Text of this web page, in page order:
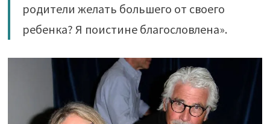
родители желать большего от своего
ребенка? Я поистине благословлена».